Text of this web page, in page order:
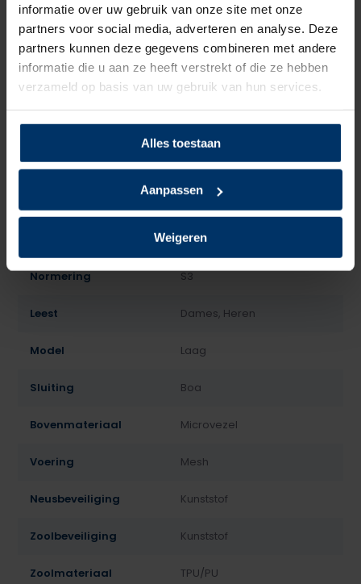
informatie over uw gebruik van onze site met onze
partners voor social media, adverteren en analyse. Deze
partners kunnen deze gegevens combineren met andere
informatie die u aan ze heeft verstrekt of die ze hebben
verzameld op basis van uw gebruik van hun services.
Alles toestaan
Aanpassen
Weigeren
van onze andere producten, dan kun je altijd contact
opnemen met een van onze specialisten.
Categorie: HKS werkschoenen
HKS
Normering S3
Leest Dames, Heren
Model Laag
Sluiting Boa
Bovenmateriaal Microvezel
Voering Mesh
Neusbeveiliging Kunststof
Zoolbeveiliging Kunststof
Zoolmateriaal TPU/PU